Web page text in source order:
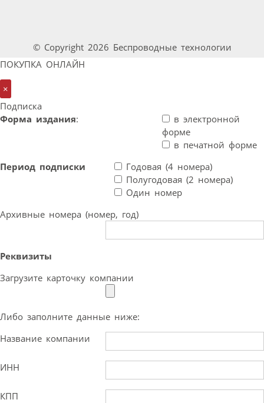
© Copyright 2026 Беспроводные технологии
ПОКУПКА ОНЛАЙН
×
Подписка
Форма издания:
в электронной
форме
в печатной форме
Период подписки
Годовая (4 номера)
Полугодовая (2 номера)
Один номер
Архивные номера (номер, год)
Реквизиты
Загрузите карточку компании
Либо заполните данные ниже:
Название компании
ИНН
КПП